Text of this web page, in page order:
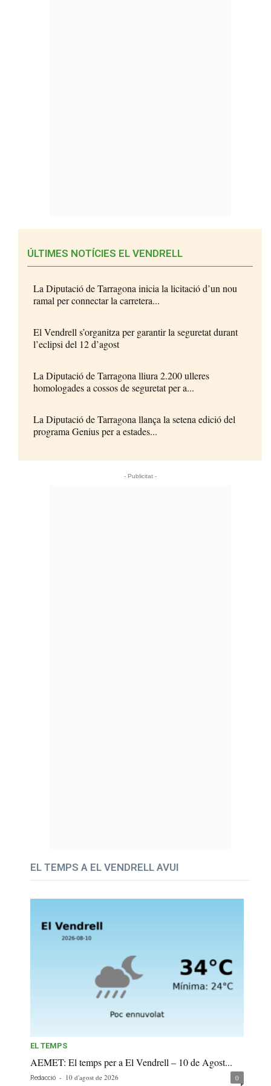
ÚLTIMES NOTÍCIES EL VENDRELL
La Diputació de Tarragona inicia la licitació d’un nou
ramal per connectar la carretera...
El Vendrell s’organitza per garantir la seguretat durant
l’eclipsi del 12 d’agost
La Diputació de Tarragona lliura 2.200 ulleres
homologades a cossos de seguretat per a...
La Diputació de Tarragona llança la setena edició del
programa Genius per a estades...
- Publicitat -
EL TEMPS A EL VENDRELL AVUI
EL TEMPS
AEMET: El temps per a El Vendrell – 10 de Agost...
Redacció - 10 d'agost de 2026 0